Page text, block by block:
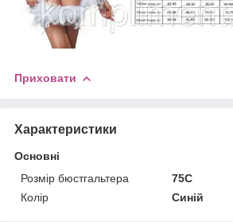
Приховати
Характеристики
Основні
Розмір бюстгальтера
75C
Колір
Синій